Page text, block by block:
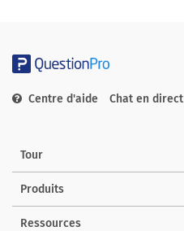
Centre d'aide Chat en direct
Tour
Produits
Ressources